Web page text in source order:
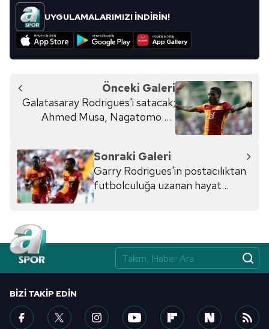
UYGULAMALARIMIZI İNDİRİN!
Önceki Galeri
Galatasaray Rodrigues'i satacak;
Ahmed Musa, Nagatomo ve
Sonraki Galeri
Garry Rodrigues'in postacılıktan
futbolculuğa uzanan hayat
BIZI TAKIP EDIN